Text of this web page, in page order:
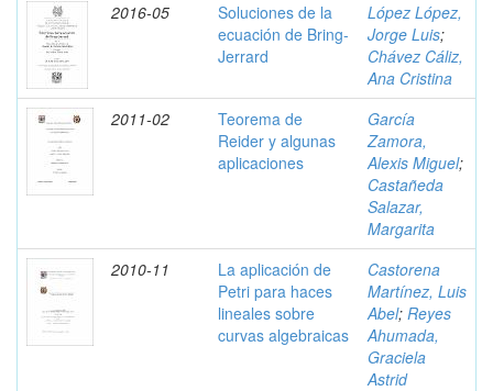
2016-05
Soluciones de la
ecuación de Bring-
Jerrard
López López,
Jorge Luis;
Chávez Cáliz,
Ana Cristina
2011-02
Teorema de
Reider y algunas
aplicaciones
García
Zamora,
Alexis Miguel;
Castañeda
Salazar,
Margarita
2010-11
La aplicación de
Petri para haces
lineales sobre
curvas algebraicas
Castorena
Martínez, Luis
Abel; Reyes
Ahumada,
Graciela
Astrid